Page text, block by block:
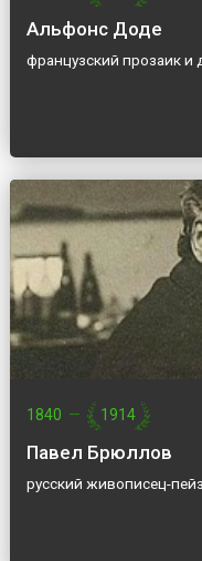
Альфонс Доде
французский прозаик и
1840 — 1914
Павел Брюллов
русский живописец-